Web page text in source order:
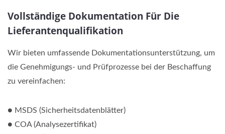
Vollständige Dokumentation Für Die
Lieferantenqualifikation
Wir bieten umfassende Dokumentationsunterstützung, um
die Genehmigungs- und Prüfprozesse bei der Beschaffung
zu vereinfachen:
● MSDS (Sicherheitsdatenblätter)
● COA (Analysezertifikat)